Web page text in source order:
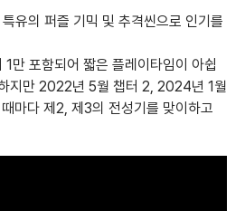
유의 퍼즐 기믹 및 추격씬으로 인기를
1만 포함되어 짧은 플레이타임이 아쉽
지만 2022년 5월 챕터 2, 2024년 1월
마다 제2, 제3의 전성기를 맞이하고